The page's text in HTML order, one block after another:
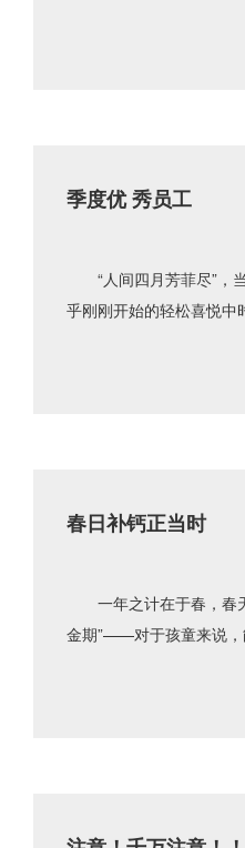
季度优 秀员工
“人间四月芳菲尽”，
乎刚刚开始的轻松喜悦中
春日补钙正当时
一年之计在于春，春
金期”——对于孩童来说，